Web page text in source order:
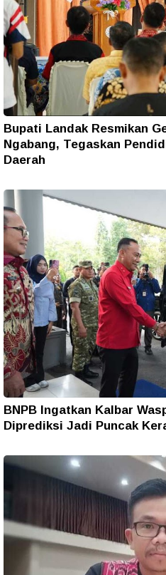
Bupati Landak Resmikan
Ngabang, Tegaskan
Daerah
BNPB Ingatkan Kalbar
Diprediksi Jadi Puncak